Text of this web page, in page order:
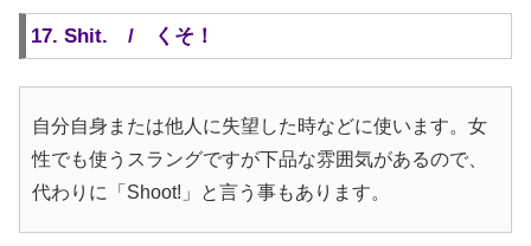
17. Shit. / くそ！
自分自身または他人に失望した時などに使います。女
性でも使うスラングですが下品な雰囲気があるので、
代わりに「Shoot!」と言う事もあります。